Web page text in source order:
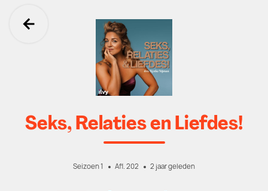
Ga terug
Seks, Relaties en Liefdes!
Seizoen 1 Afl. 202 2 jaar geleden